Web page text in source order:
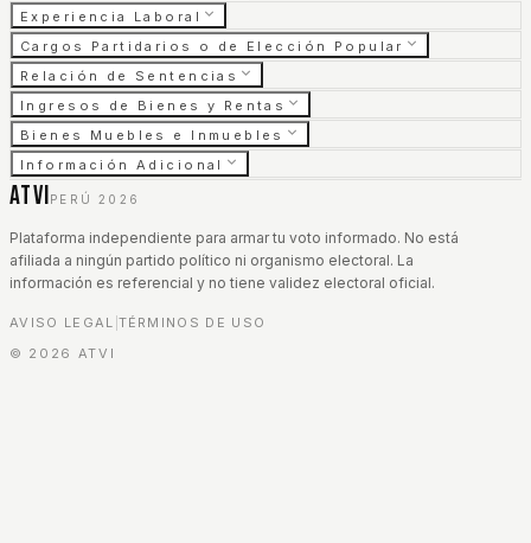
Experiencia Laboral
Cargos Partidarios o de Elección Popular
Relación de Sentencias
Ingresos de Bienes y Rentas
Bienes Muebles e Inmuebles
Información Adicional
ATVI PERÚ 2026
Plataforma independiente para armar tu voto informado. No está
afiliada a ningún partido político ni organismo electoral. La
información es referencial y no tiene validez electoral oficial.
AVISO LEGAL TÉRMINOS DE USO
© 2026 ATVI